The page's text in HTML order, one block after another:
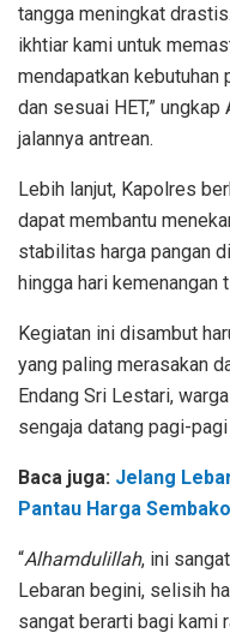
tangga meningkat
ikhtiar kami untuk
mendapatkan kebutuhan
dan sesuai HET,”
jalannya antrean.
Lebih lanjut, Kapolres
dapat membantu
stabilitas harga pangan
hingga hari kemenangan
Kegiatan ini disambut
yang paling merasakan
Endang Sri Lestari,
sengaja datang pagi-
Baca juga: Jelang
Pantau Harga
“Alhamdulillah, ini
Lebaran begini, selisih
sangat berarti bagi kami